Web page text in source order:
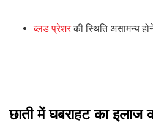
ब्लड प्रेशरकी स्थिति असामन्य
छाती में घबराहट का इलाज